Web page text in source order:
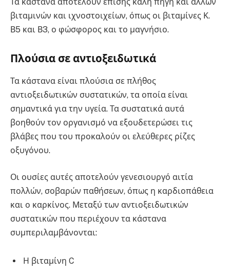
βιταμινών και ιχνοστοιχείων, όπως οι βιταμίνες Κ.
Β5 και Β3, ο φώσφορος και το μαγνήσιο.
Πλούσια σε αντιοξειδωτικά
Τα κάστανα είναι πλούσια σε πλήθος
αντιοξειδωτικών συστατικών, τα οποία είναι
σημαντικά για την υγεία. Τα συστατικά αυτά
βοηθούν τον οργανισμό να εξουδετερώσει τις
βλάβες που του προκαλούν οι ελεύθερες ρίζες
οξυγόνου.
Οι ουσίες αυτές αποτελούν γενεσιουργό αιτία
πολλών, σοβαρών παθήσεων, όπως η καρδιοπάθεια
και ο καρκίνος. Μεταξύ των αντιοξειδωτικών
συστατικών που περιέχουν τα κάστανα
συμπεριλαμβάνονται:
Η βιταμίνη C